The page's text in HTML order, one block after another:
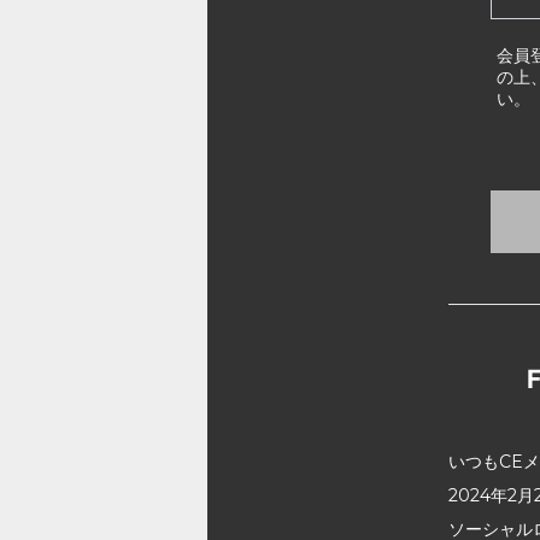
会員
の上
い。
いつもCE
2024年2月
ソーシャ